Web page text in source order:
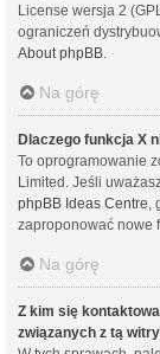
License wersja 2
ograniczeń
About phpBB
Na górę
Dlaczego funkcja X
To oprogramowanie
Limited. Jeśli
phpBB Ideas Centre
zaproponować nowe
Na górę
Z kim się
związanych z tą